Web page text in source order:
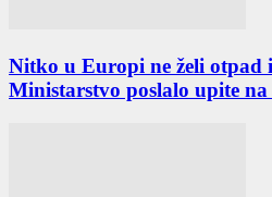
Nitko u Europi ne želi otpad
Ministarstvo poslalo upite na